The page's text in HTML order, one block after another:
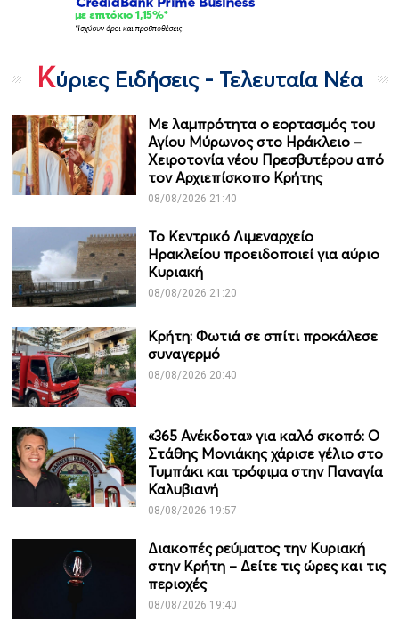
Κύριες Ειδήσεις - Τελευταία Νέα
Με λαμπρότητα ο εορτασμός του
Αγίου Μύρωνος στο Ηράκλειο –
Χειροτονία νέου Πρεσβυτέρου από
τον Αρχιεπίσκοπο Κρήτης
08/08/2026 21:40
Το Κεντρικό Λιμεναρχείο
Ηρακλείου προειδοποιεί για αύριο
Κυριακή
08/08/2026 21:20
Κρήτη: Φωτιά σε σπίτι προκάλεσε
συναγερμό
08/08/2026 20:40
«365 Ανέκδοτα» για καλό σκοπό: Ο
Στάθης Μονιάκης χάρισε γέλιο στο
Τυμπάκι και τρόφιμα στην Παναγία
Καλυβιανή
08/08/2026 19:57
Διακοπές ρεύματος την Κυριακή
στην Κρήτη – Δείτε τις ώρες και τις
περιοχές
08/08/2026 19:40